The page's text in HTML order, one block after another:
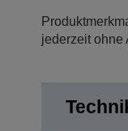
jederzeit ohne